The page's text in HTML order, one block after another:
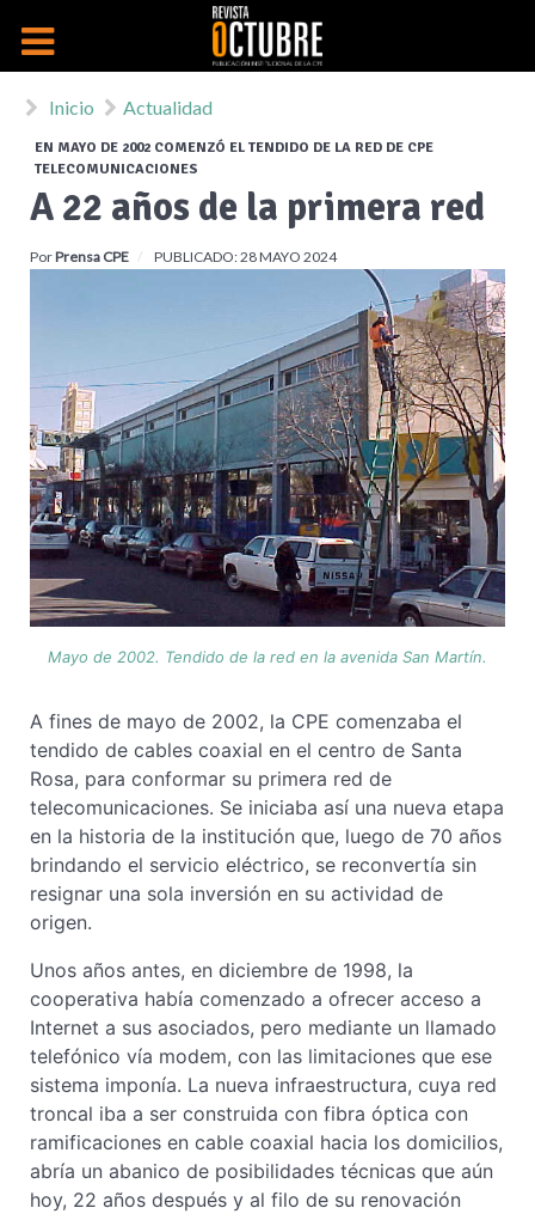
Inicio Actualidad
EN MAYO DE 2002 COMENZÓ EL TENDIDO DE LA RED DE CPE
TELECOMUNICACIONES
A 22 años de la primera red
PorPrensa CPE PUBLICADO: 28 MAYO 2024
Mayo de 2002. Tendido de la red en la avenida San Martín.
A fines de mayo de 2002, la CPE comenzaba el
tendido de cables coaxial en el centro de Santa
Rosa, para conformar su primera red de
telecomunicaciones. Se iniciaba así una nueva etapa
en la historia de la institución que, luego de 70 años
brindando el servicio eléctrico, se reconvertía sin
resignar una sola inversión en su actividad de
origen.
Unos años antes, en diciembre de 1998, la
cooperativa había comenzado a ofrecer acceso a
Internet a sus asociados, pero mediante un llamado
telefónico vía modem, con las limitaciones que ese
sistema imponía. La nueva infraestructura, cuya red
troncal iba a ser construida con fibra óptica con
ramificaciones en cable coaxial hacia los domicilios,
abría un abanico de posibilidades técnicas que aún
hoy, 22 años después y al filo de su renovación